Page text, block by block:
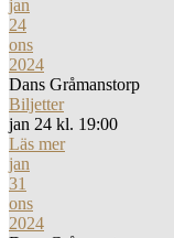
jan
24
ons
2024
Dans Gråmanstorp
Biljetter
jan 24 kl. 19:00
Läs mer
jan
31
ons
2024